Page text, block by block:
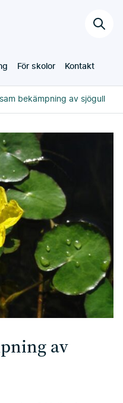
För skolor Kontakt
Sök
bekämpning av sjögull
av